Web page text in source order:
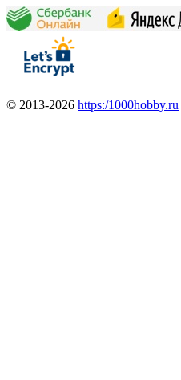
© 2013-2026 https:/1000hobby.ru